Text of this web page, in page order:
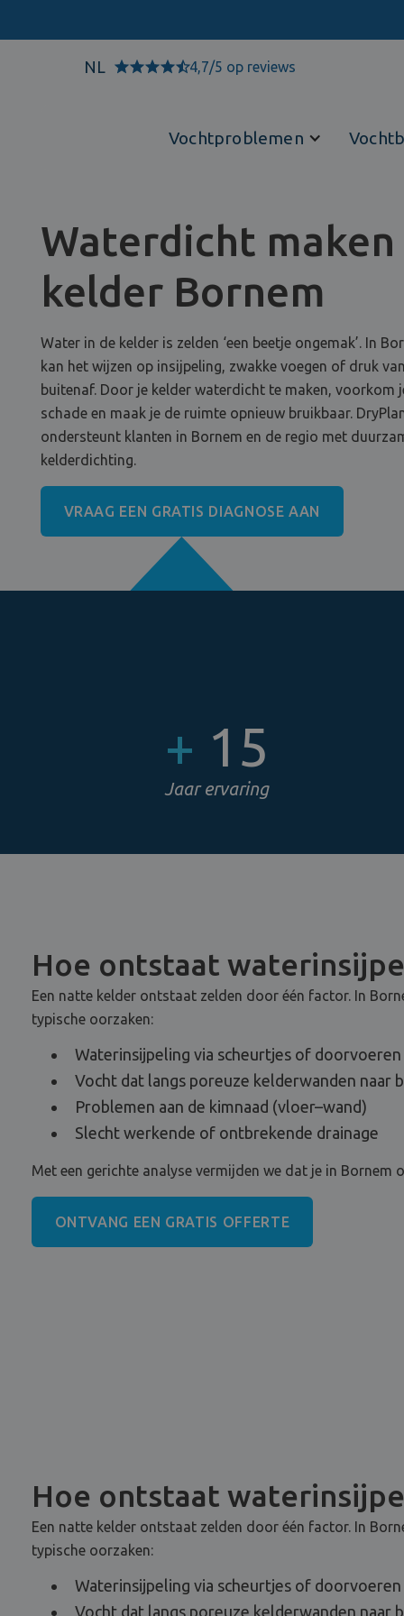
NL 4,7/5 op reviews
Vochtproblemen
Waterdicht maken
kelder Bornem
Water in de kelder is zelden ‘een beetje ongemak’. In
kan het wijzen op insijpeling, zwakke voegen of druk van
buitenaf. Door je kelder waterdicht te maken, voorkom
schade en maak je de ruimte opnieuw bruikbaar.
ondersteunt klanten in Bornem en de regio met
kelderdichting.
VRAAG EEN GRATIS DIAGNOSE AAN
+ 15
Jaar ervaring
Hoe ontstaat
Een natte kelder ontstaat zelden door één factor. In
typische oorzaken:
Waterinsijpeling via scheurtjes of doorvoeren
Vocht dat langs poreuze kelderwanden naar
Problemen aan de kimnaad (vloer–wand)
Slecht werkende of ontbrekende drainage
Met een gerichte analyse vermijden we dat je in Bornem
ONTVANG EEN GRATIS OFFERTE
Hoe ontstaat
Een natte kelder ontstaat zelden door één factor. In
typische oorzaken:
Waterinsijpeling via scheurtjes of doorvoeren
Vocht dat langs poreuze kelderwanden naar